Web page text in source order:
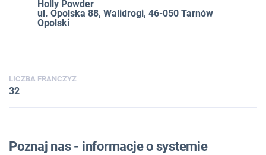
Holly Powder
ul. Opolska 88, Walidrogi, 46-050 Tarnów
Opolski
LICZBA FRANCZYZ
32
Poznaj nas - informacje o systemie